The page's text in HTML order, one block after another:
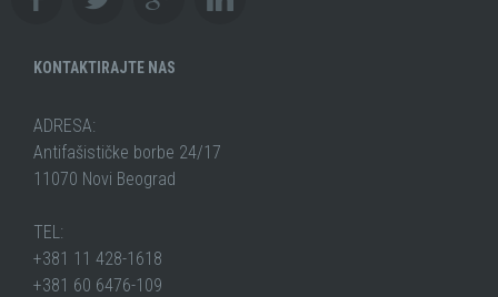
KONTAKTIRAJTE NAS
ADRESA:
Antifašističke borbe 24/17
11070 Novi Beograd
TEL:
+381 11 428-1618
+381 60 6476-109